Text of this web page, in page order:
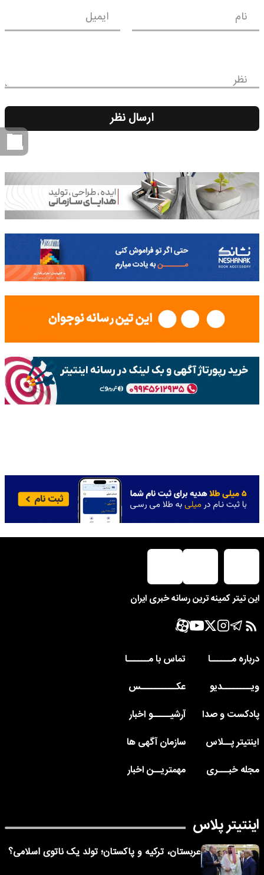
نام ایمیل
نظر
ارسال نظر
این تیتر کمینه ترین رسانه خبری ایران
درباره مــــــا
تماس با مــــــا
ویــــــــدیو
عکــــــــــس
پادکست و صدا
آرشیـــــو اخبار
اینتیتر پــلاس
سازمان آگهی ها
مجله خبـــری
مهمتریــن اخبار
اینتیتر پلاس
عربستان، ترکیه و پاکستان؛ تولد یک ناتوی اسلامی؟